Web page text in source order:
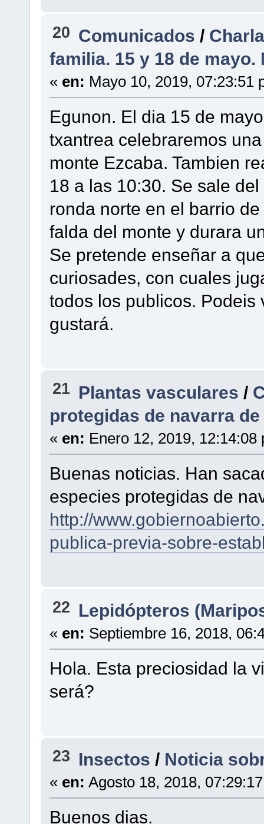
20 Comunicados /
familia. 15 y 18 de mayo.
« en: Mayo 10, 2019, 07:23:51
Egunon. El dia 15 de
txantrea celebraremos
monte Ezcaba. Tambien
18 a las 10:30. Se sale
ronda norte en el barrio
falda del monte y durara
Se pretende enseñar a
curiosades, con cuales
todos los publicos. Podeis
gustará.
21 Plantas vasculares /
protegidas de navarra
« en: Enero 12, 2019, 12:14:08
Buenas noticias. Han
especies protegidas de
http://
publica-previa-sobre-
22 Lepidópteros
« en: Septiembre 16, 2018,
Hola. Esta preciosidad la
será?
23 Insectos / Noticia
« en: Agosto 18, 2018,
Buenos dias.